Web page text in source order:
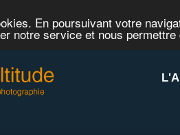
En poursuivant votre
notre service et nous